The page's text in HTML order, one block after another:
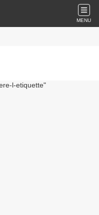
MENU